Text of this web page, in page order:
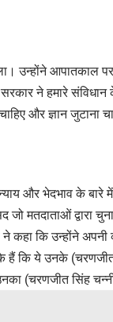
उन्होंने आपातकाल
ने हमारे
और ज्ञान जुटाना
और भेदभाव के
जो मतदाताओं द्वारा
कहा कि उन्होंने अपनी
हैं कि ये उनके (चरणजीत
(चरणजीत सिंह